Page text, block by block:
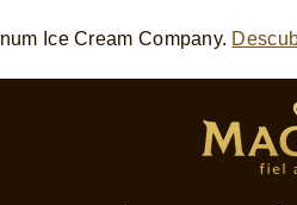
SEARCH
Ice Cream Company.